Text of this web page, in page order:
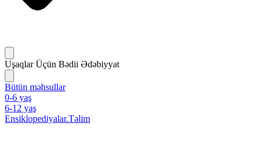
Uşaqlar Üçün Bədii Ədəbiyyat
Bütün məhsullar
0-6 yaş
6-12 yaş
Ensiklopediyalar.Təlim